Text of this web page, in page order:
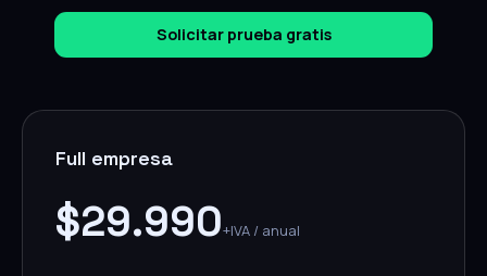
Solicitar prueba gratis
Full empresa
$29.990+IVA / anual